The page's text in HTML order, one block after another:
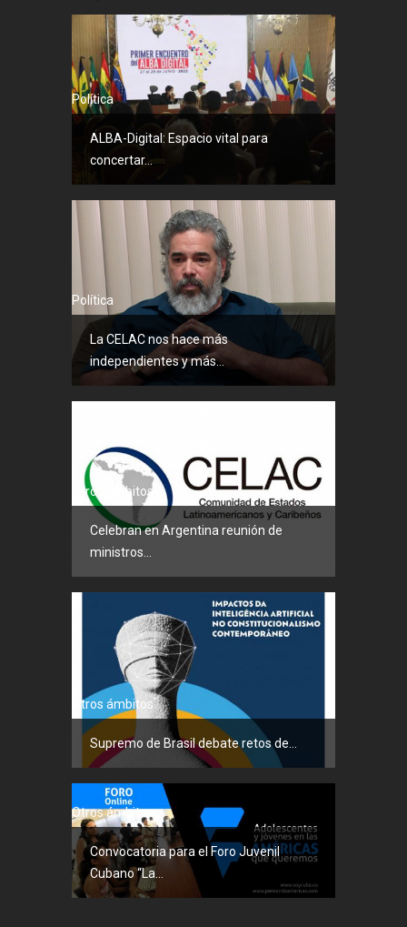
Política
ALBA-Digital: Espacio vital para
concertar...
Política
La CELAC nos hace más
independientes y más...
Otros ámbitos
Celebran en Argentina reunión de
ministros...
Otros ámbitos
Supremo de Brasil debate retos de...
Otros ámbitos
Convocatoria para el Foro Juvenil
Cubano “La...